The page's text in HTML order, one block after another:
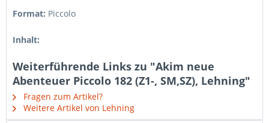
Format: Piccolo
Inhalt:
Weiterführende Links zu "Akim neue
Abenteuer Piccolo 182 (Z1-, SM,SZ), Lehning"
Fragen zum Artikel?
Weitere Artikel von Lehning